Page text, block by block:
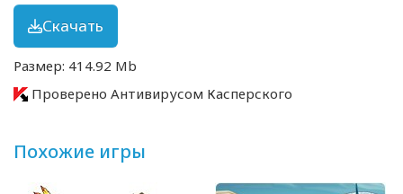
Скачать
Размер: 414.92 Mb
Проверено Антивирусом Касперского
Похожие игры